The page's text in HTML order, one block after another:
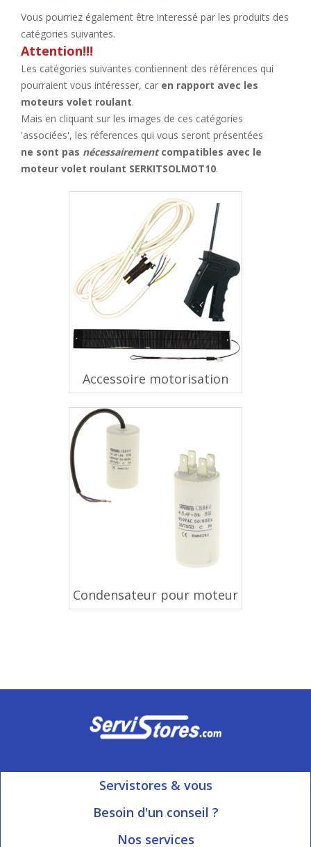
Vous pourriez également être interessé par les produits des
catégories suivantes.
Attention!!!
Les catégories suivantes contiennent des références qui
pourraient vous intéresser, car en rapport avec les
moteurs volet roulant.
Mais en cliquant sur les images de ces catégories
'associées', les réferences qui vous seront présentées
ne sont pas nécessairementcompatibles avec le
moteur volet roulant SERKITSOLMOT10.
Accessoire motorisation
Condensateur pour moteur
Servistores & vous
Mon compte
Besoin d'un conseil ?
Ouvert du Lundi au Vendredi
Nos services